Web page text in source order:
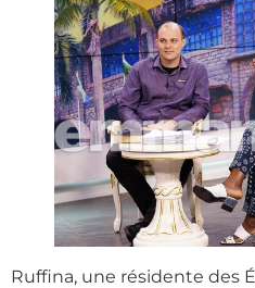
Ruffina, une résidente des